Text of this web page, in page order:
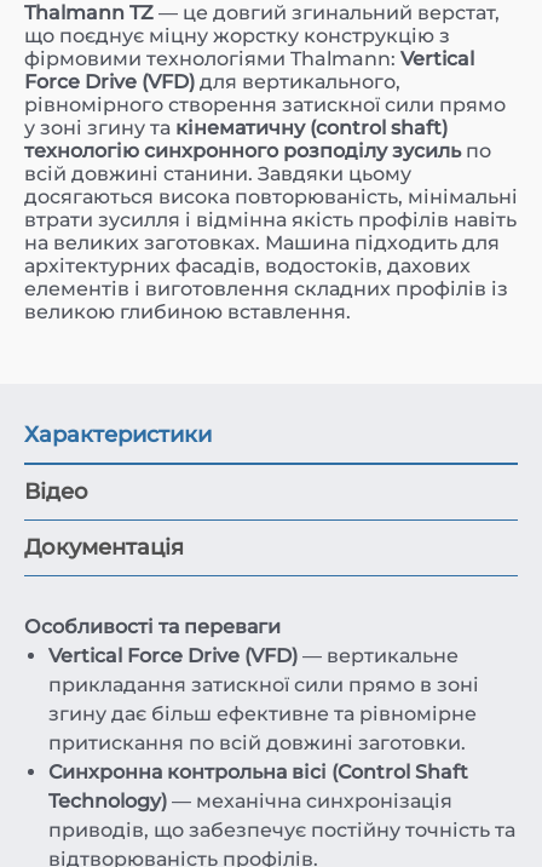
Thalmann TZ — це довгий згинальний верстат,
що поєднує міцну жорстку конструкцію з
фірмовими технологіями Thalmann: Vertical
Force Drive (VFD) для вертикального,
рівномірного створення затискної сили прямо
у зоні згину та кінематичну (control shaft)
технологію синхронного розподілу зусильпо
всій довжині станини. Завдяки цьому
досягаються висока повторюваність, мінімальні
втрати зусилля і відмінна якість профілів навіть
на великих заготовках. Машина підходить для
архітектурних фасадів, водостоків, дахових
елементів і виготовлення складних профілів із
великою глибиною вставлення.
Характеристики
Відео
Документація
Особливості та переваги
Vertical Force Drive (VFD) — вертикальне
прикладання затискної сили прямо в зоні
згину дає більш ефективне та рівномірне
притискання по всій довжині заготовки.
Синхронна контрольна вісі (Control Shaft
Technology) — механічна синхронізація
приводів, що забезпечує постійну точність та
відтворюваність профілів.